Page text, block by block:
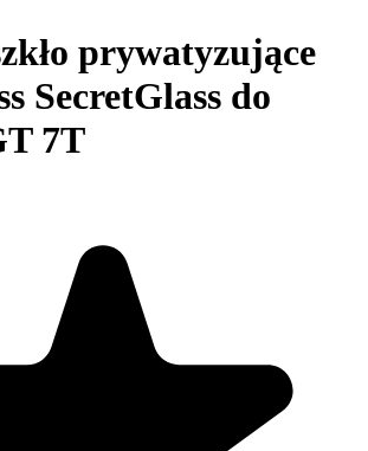
prywatyzujące
SecretGlass do
7T